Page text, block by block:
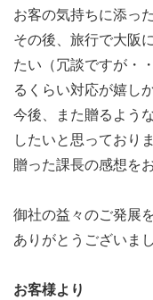
お客の気持ちに添っ
その後、旅行で大阪
たい（冗談ですが・
るくらい対応が嬉し
今後、また贈るよう
したいと思っておりま
贈った課長の感想を
御社の益々のご発展
ありがとうございまし
お客様より